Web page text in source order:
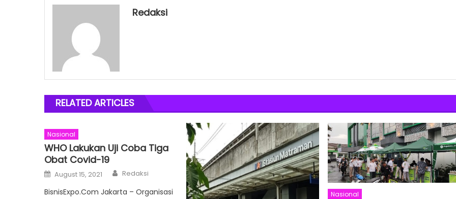
Redaksi
RELATED ARTICLES
Nasional
WHO Lakukan Uji Coba Tiga
Obat Covid-19
Posted
on
August 15, 2021 Author
Redaksi
BisnisExpo.Com Jakarta – Organisasi
Nasional